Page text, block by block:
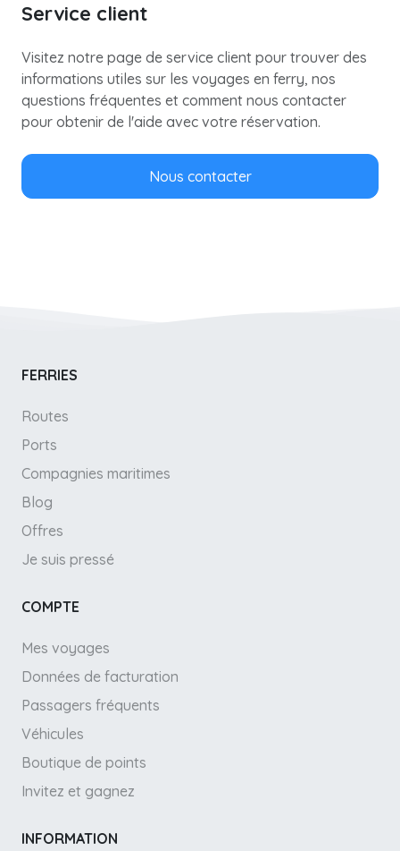
Service client
Visitez notre page de service client pour trouver des
informations utiles sur les voyages en ferry, nos
questions fréquentes et comment nous contacter
pour obtenir de l'aide avec votre réservation.
Nous contacter
FERRIES
Routes
Ports
Compagnies maritimes
Blog
Offres
Je suis pressé
COMPTE
Mes voyages
Données de facturation
Passagers fréquents
Véhicules
Boutique de points
Invitez et gagnez
INFORMATION